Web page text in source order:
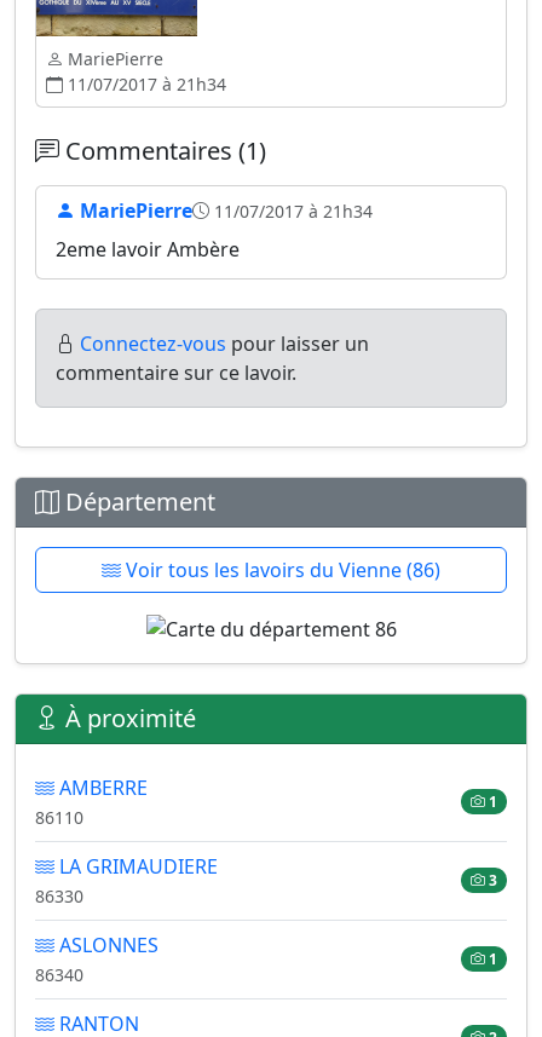
MariePierre
11/07/2017 à 21h34
Commentaires (1)
MariePierre 11/07/2017 à 21h34
2eme lavoir Ambère
Connectez-vous pour laisser un
commentaire sur ce lavoir.
Département
Voir tous les lavoirs du Vienne (86)
À proximité
AMBERRE
86110
1
LA GRIMAUDIERE
86330
3
ASLONNES
86340
1
RANTON